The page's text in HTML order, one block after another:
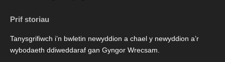
Prif storiau
Tanysgrifiwch i’n bwletin newyddion a chael y newyddion a’r
wybodaeth ddiweddaraf gan Gyngor Wrecsam.